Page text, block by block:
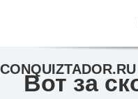
Вот за
CONQUIZTADOR.RU